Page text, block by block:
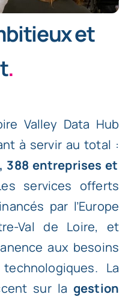
et
.
Valley Data Hub
à servir au total :
388 entreprises et
services offerts
par l’Europe
Val de Loire, et
aux besoins
La
sur la gestion